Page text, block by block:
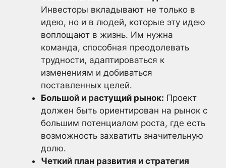
Инвесторы вкладывают не только в
идею, но и в людей, которые эту идею
воплощают в жизнь. Им нужна
команда, способная преодолевать
трудности, адаптироваться к
изменениям и добиваться
поставленных целей.
Большой и растущий рынок: Проект
должен быть ориентирован на рынок с
большим потенциалом роста, где есть
возможность захватить значительную
долю.
Четкий план развития и стратегия